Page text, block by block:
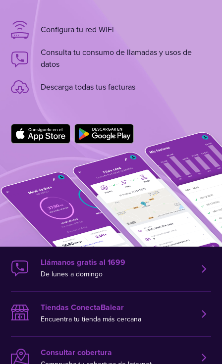
Configura tu red WiFi
Consulta tu consumo de llamadas y usos de
datos
Descarga todas tus facturas
Llámanos gratis al 1699
De lunes a domingo
Tiendas ConectaBalear
Encuentra tu tienda más cercana
Consultar cobertura